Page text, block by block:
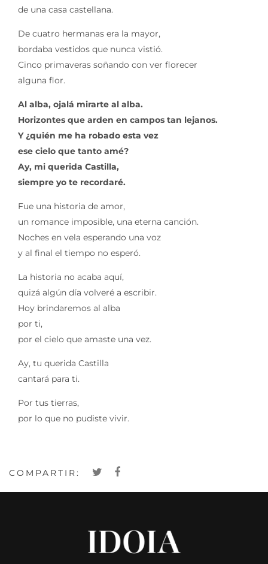
de una casa castellana.
De cuatro hermanas era la mayor,
bordaba vestidos que nunca vistió.
Cinco primaveras soñando con ver florecer
alguna flor.
Al alba, ojalá mirarte al alba.
Horizontes que arden en campos tan lejanos.
Y ¿quién me ha robado esta vez
ese cielo que tanto amé?
Ay, mi querida Castilla,
siempre yo te recordaré.
Fue una historia de amor,
un romance imposible, una eterna canción.
Noches en vela esperando una voz
y al final el tiempo no esperó.
La historia no acaba aquí,
quizá algún día volveré a escribir.
Hoy brindaremos al alba
por ti,
por el cielo que amaste una vez.
Ay, tu querida Castilla
cantará para ti.
Por tus tierras,
por lo que no pudiste vivir.
COMPARTIR: